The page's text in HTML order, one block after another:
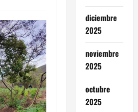
diciembre
2025
noviembre
2025
octubre
2025